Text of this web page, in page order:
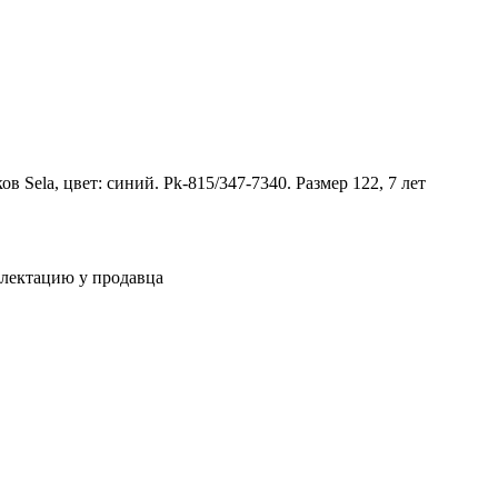
Sela, цвет: синий. Pk-815/347-7340. Размер 122, 7 лет
у продавца